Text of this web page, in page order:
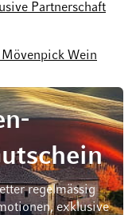
Partnerschaft
Wein
regelmässig
exklusive